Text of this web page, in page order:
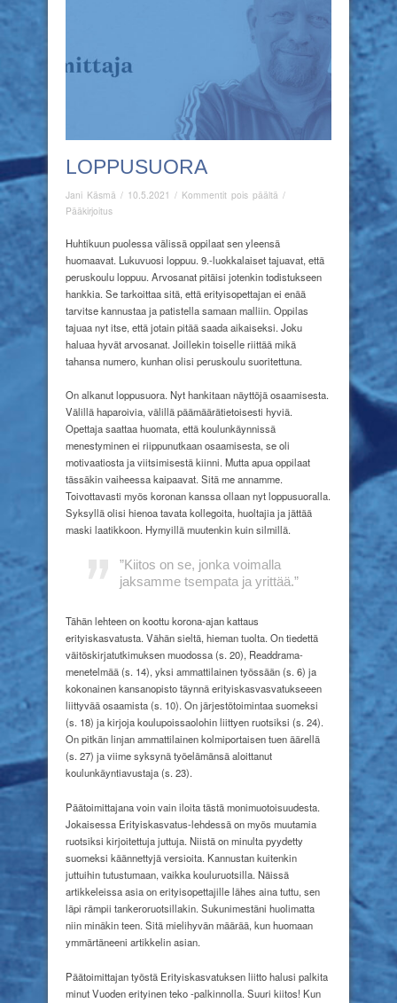
LOPPUSUORA
Jani Käsmä / 10.5.2021 / Kommentit pois päältä artikkelissa
/
Pääkirjoitus
Huhtikuun puolessa välissä oppilaat sen yleensä
huomaavat. Lukuvuosi loppuu. 9.-luokkalaiset tajuavat, että
peruskoulu loppuu. Arvosanat pitäisi jotenkin todistukseen
hankkia. Se tarkoittaa sitä, että erityisopettajan ei enää
tarvitse kannustaa ja patistella samaan malliin. Oppilas
tajuaa nyt itse, että jotain pitää saada aikaiseksi. Joku
haluaa hyvät arvosanat. Joillekin toiselle riittää mikä
tahansa numero, kunhan olisi peruskoulu suoritettuna.
On alkanut loppusuora. Nyt hankitaan näyttöjä osaamisesta.
Välillä haparoivia, välillä päämäärätietoisesti hyviä.
Opettaja saattaa huomata, että koulunkäynnissä
menestyminen ei riippunutkaan osaamisesta, se oli
motivaatiosta ja viitsimisestä kiinni. Mutta apua oppilaat
tässäkin vaiheessa kaipaavat. Sitä me annamme.
Toivottavasti myös koronan kanssa ollaan nyt loppusuoralla.
Syksyllä olisi hienoa tavata kollegoita, huoltajia ja jättää
maski laatikkoon. Hymyillä muutenkin kuin silmillä.
”Kiitos on se, jonka voimalla
jaksamme tsempata ja yrittää.”
Tähän lehteen on koottu korona-ajan kattaus
erityiskasvatusta. Vähän sieltä, hieman tuolta. On tiedettä
väitöskirjatutkimuksen muodossa (s. 20), Readdrama-
menetelmää (s. 14), yksi ammattilainen työssään (s. 6) ja
kokonainen kansanopisto täynnä erityiskasvasvatukseeen
liittyvää osaamista (s. 10). On järjestötoimintaa suomeksi
(s. 18) ja kirjoja koulupoissaolohin liittyen ruotsiksi (s. 24).
On pitkän linjan ammattilainen kolmiportaisen tuen äärellä
(s. 27) ja viime syksynä työelämänsä aloittanut
koulunkäyntiavustaja (s. 23).
Päätoimittajana voin vain iloita tästä monimuotoisuudesta.
Jokaisessa Erityiskasvatus-lehdessä on myös muutamia
ruotsiksi kirjoitettuja juttuja. Niistä on minulta pyydetty
suomeksi käännettyjä versioita. Kannustan kuitenkin
juttuihin tutustumaan, vaikka kouluruotsilla. Näissä
artikkeleissa asia on erityisopettajille lähes aina tuttu, sen
läpi rämpii tankeroruotsillakin. Sukunimestäni huolimatta
niin minäkin teen. Sitä mielihyvän määrää, kun huomaan
ymmärtäneeni artikkelin asian.
Päätoimittajan työstä Erityiskasvatuksen liitto halusi palkita
minut Vuoden erityinen teko -palkinnolla. Suuri kiitos! Kun